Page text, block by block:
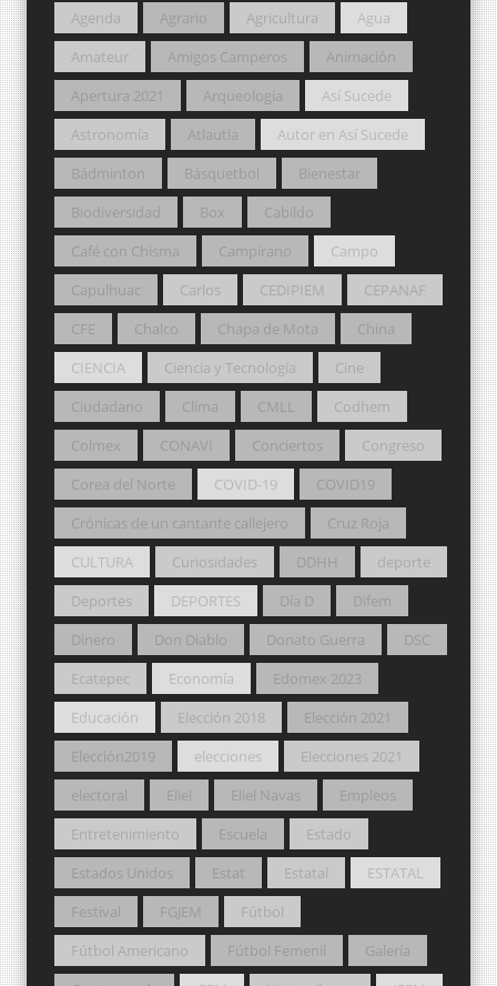
Agenda
Agrario Agricultura
Agua
Amateur
Amigos Camperos
Animación
Apertura 2021
Arqueología
Así Sucede
Astronomía
Atlautla
Autor en Así Sucede
Bádminton
Básquetbol
Bienestar
Biodiversidad
Box
Cabildo
Café con Chisma
Campirano
Campo
Capulhuac
Carlos CEDIPIEM
CEPANAF
CFE
Chalco Chapa de Mota
China
CIENCIA
Ciencia y Tecnología
Cine
Ciudadano
Clima CMLL
Codhem
Colmex
CONAVI Conciertos
Congreso
Corea del Norte
COVID-19
COVID19
Crónicas de un cantante callejero
Cruz Roja
CULTURA
Curiosidades DDHH
deporte
Deportes
DEPORTES Día D
Difem
Dinero
Don Diablo Donato Guerra
DSC
Ecatepec
Economía
Edomex 2023
Educación
Elección 2018
Elección 2021
Elección2019
elecciones
Elecciones 2021
electoral
Eliel Eliel Navas
Empleos
Entretenimiento
Escuela
Estado
Estados Unidos
Estat Estatal
ESTATAL
Festival
FGJEM
Fútbol
Fútbol Americano
Fútbol Femenil
Galería